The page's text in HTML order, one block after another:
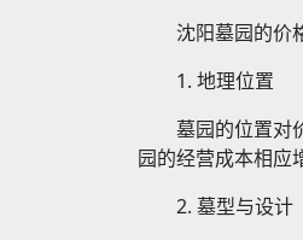
沈阳墓园的价
1. 地理位置
墓园的位置对
园的经营成本相应
2. 墓型与设计